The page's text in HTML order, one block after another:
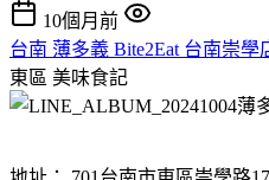
10個月前
台南 薄多義 Bite2Eat 台南崇
東區 美味食記